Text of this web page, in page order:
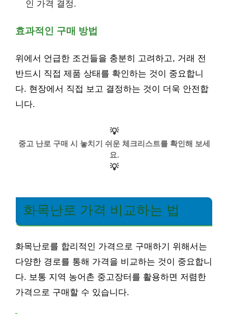
인 가격 결정.
효과적인 구매 방법
위에서 언급한 조건들을 충분히 고려하고, 거래 전
반드시 직접 제품 상태를 확인하는 것이 중요합니
다. 현장에서 직접 보고 결정하는 것이 더욱 안전합
니다.
💡
중고 난로 구매 시 놓치기 쉬운 체크리스트를 확인해 보세
요.
💡
화목난로 가격 비교하는 법
화목난로를 합리적인 가격으로 구매하기 위해서는
다양한 경로를 통해 가격을 비교하는 것이 중요합니
다. 보통 지역 농어촌 중고장터를 활용하면 저렴한
가격으로 구매할 수 있습니다.